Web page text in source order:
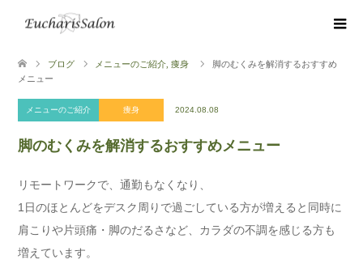
ブログ メニューのご紹介 痩身
脚のむくみを解消するおすすめ
メニュー
メニューのご紹介 痩身 2024.08.08
脚のむくみを解消するおすすめメニュー
リモートワークで、通勤もなくなり、
1日のほとんどをデスク周りで過ごしている方が増えると同時に
肩こりや片頭痛・脚のだるさなど、カラダの不調を感じる方も
増えています。